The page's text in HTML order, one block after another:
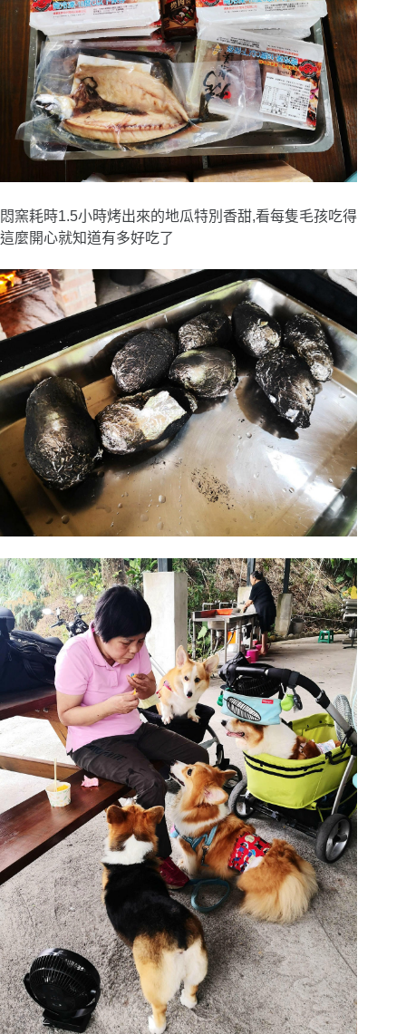
悶窯耗時1.5小時烤出來的地瓜特別香甜,看每隻毛孩吃得
這麼開心就知道有多好吃了